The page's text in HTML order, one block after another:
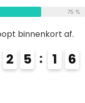
75 %
binnenkort af.
2 5 1 4
5